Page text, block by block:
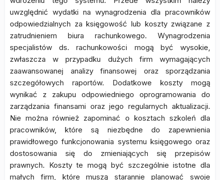
uwzględnić wydatki na wynagrodzenia dla pracowników
odpowiedzialnych za księgowość lub koszty związane z
zatrudnieniem biura rachunkowego. Wynagrodzenia
specjalistów ds. rachunkowości mogą być wysokie,
zwłaszcza w przypadku dużych firm wymagających
zaawansowanej analizy finansowej oraz sporządzania
szczegółowych raportów. Dodatkowe koszty mogą
wynikać z zakupu odpowiedniego oprogramowania do
zarządzania finansami oraz jego regularnych aktualizacji.
Nie można również zapominać o kosztach szkoleń dla
pracowników, które są niezbędne do zapewnienia
prawidłowego funkcjonowania systemu księgowego oraz
dostosowania się do zmieniających się przepisów
prawnych. Koszty te mogą być szczególnie istotne dla
małych firm, które muszą starannie planować swoje